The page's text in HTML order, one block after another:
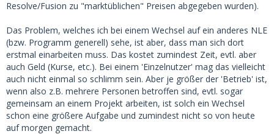
Resolve/Fusion zu "marktüblichen" Preisen abgegeben wurden).
Das Problem, welches ich bei einem Wechsel auf ein anderes NLE
(bzw. Programm generell) sehe, ist aber, dass man sich dort
erstmal einarbeiten muss. Das kostet zumindest Zeit, evtl. aber
auch Geld (Kurse, etc.). Bei einem 'Einzelnutzer' mag das vielleicht
auch nicht einmal so schlimm sein. Aber je größer der 'Betrieb' ist,
wenn also z.B. mehrere Personen betroffen sind, evtl. sogar
gemeinsam an einem Projekt arbeiten, ist solch ein Wechsel
schon eine größere Aufgabe und zumindest nicht so von heute
auf morgen gemacht.